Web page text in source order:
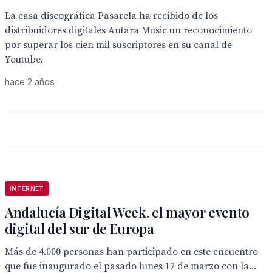
La casa discográfica Pasarela ha recibido de los
distribuidores digitales Antara Music un reconocimiento
por superar los cien mil suscriptores en su canal de
Youtube.
hace 2 años
INTERNET
Andalucía Digital Week. el mayor evento
digital del sur de Europa
Más de 4.000 personas han participado en este encuentro
que fue inaugurado el pasado lunes 12 de marzo con la...